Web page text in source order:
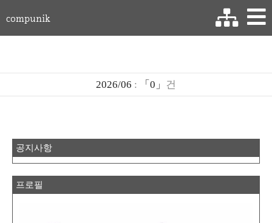
compunik
2026/06 : 「0」 건
공지사항
프로필